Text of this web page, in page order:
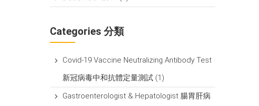
Categories 分類
Covid-19 Vaccine Neutralizing Antibody Test
新冠病毒中和抗體定量測試 (1)
Gastroenterologist & Hepatologist 腸胃肝病